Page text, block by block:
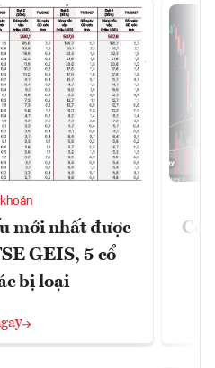
mới nhất được
GEIS, 5 cổ
bị loại
Có